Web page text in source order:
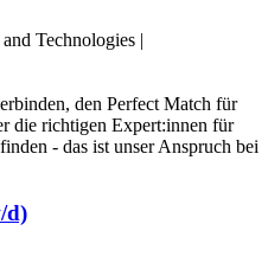
Technologies |
den Perfect Match für
die richtigen Expert:innen für
- das ist unser Anspruch bei
d)